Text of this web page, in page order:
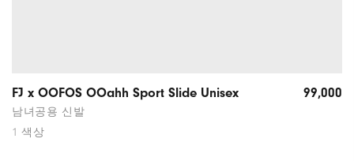
FJ x OOFOS OOahh Sport Slide Unisex
남녀공용 신발
1 색상
99,000